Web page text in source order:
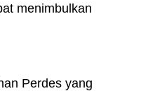
menimbulkan
Perdes yang